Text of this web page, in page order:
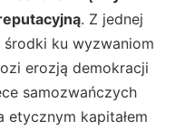
. Z jednej
ku wyzwaniom
erozją demokracji
samozwańczych
kapitałem